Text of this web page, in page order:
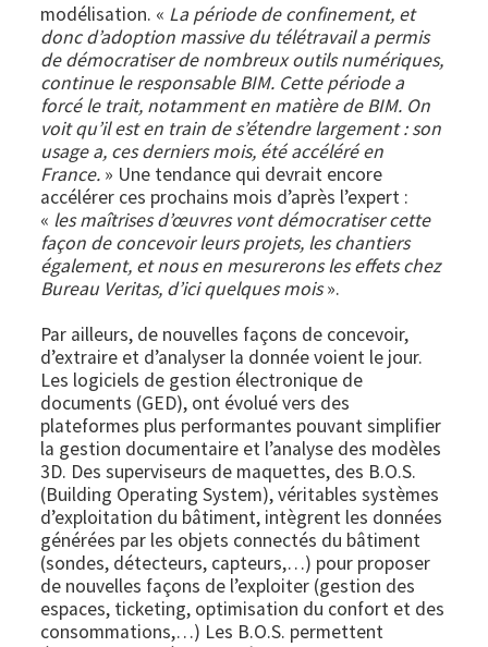
modélisation. « La période de confinement, et
donc d’adoption massive du télétravail a permis
de démocratiser de nombreux outils numériques,
continue le responsable BIM. Cette période a
forcé le trait, notamment en matière de BIM. On
voit qu’il est en train de s’étendre largement : son
usage a, ces derniers mois, été accéléré en
France. » Une tendance qui devrait encore
accélérer ces prochains mois d’après l’expert :
« les maîtrises d’œuvres vont démocratiser cette
façon de concevoir leurs projets, les chantiers
également, et nous en mesurerons les effets chez
Bureau Veritas, d’ici quelques mois».
Par ailleurs, de nouvelles façons de concevoir,
d’extraire et d’analyser la donnée voient le jour.
Les logiciels de gestion électronique de
documents (GED), ont évolué vers des
plateformes plus performantes pouvant simplifier
la gestion documentaire et l’analyse des modèles
3D. Des superviseurs de maquettes, des B.O.S.
(Building Operating System), véritables systèmes
d’exploitation du bâtiment, intègrent les données
générées par les objets connectés du bâtiment
(sondes, détecteurs, capteurs,…) pour proposer
de nouvelles façons de l’exploiter (gestion des
espaces, ticketing, optimisation du confort et des
consommations,…) Les B.O.S. permettent